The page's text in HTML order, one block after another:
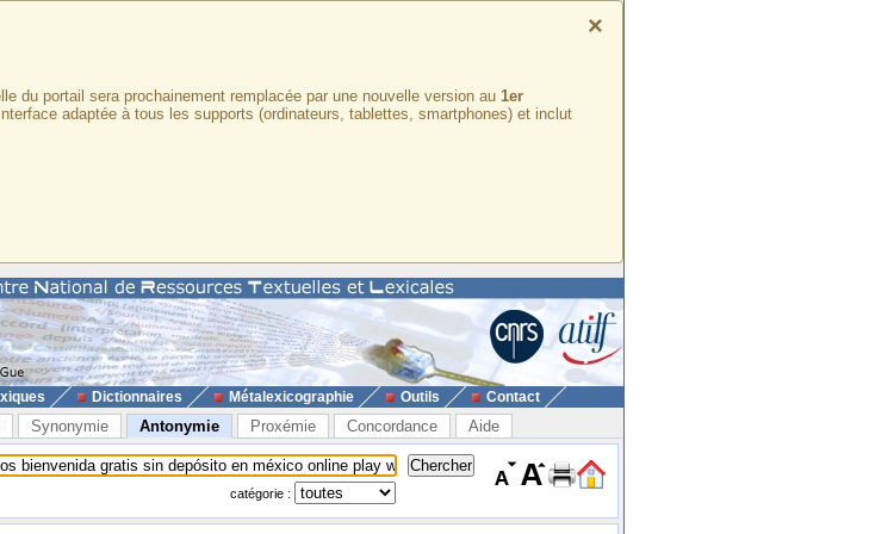
×
du portail sera prochainement remplacée par une nouvelle version au 1er
adaptée à tous les supports (ordinateurs, tablettes, smartphones) et inclut
Dictionnaires Métalexicographie Outils Contact
Synonymie Antonymie Proxémie Concordance Aide
catégorie :